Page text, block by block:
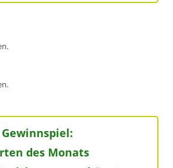
Gewinnspiel:
des Monats